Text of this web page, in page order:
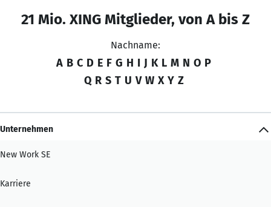
21 Mio. XING Mitglieder, von A bis Z
Nachname:
A B C D E F G H I J K L M N O P
Q R S T U V W X Y Z
Unternehmen
New Work SE
Karriere